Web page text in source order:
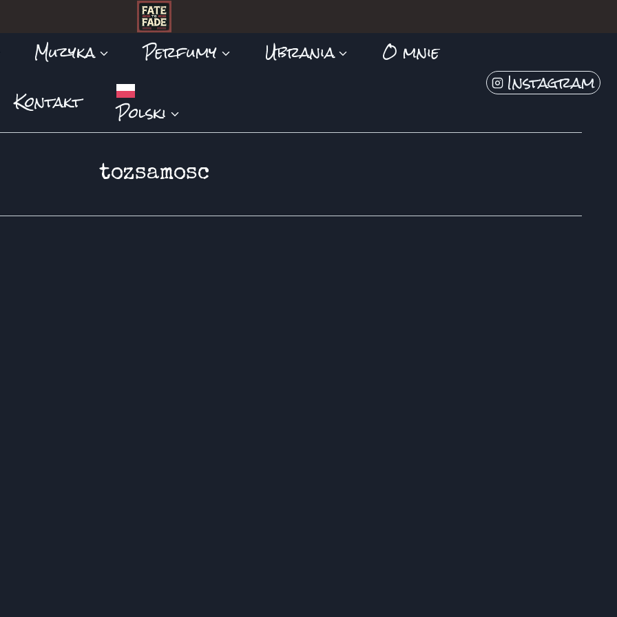
Muzyka Perfumy Ubrania
O mnie
Kontakt
Polski
Instagram
tozsamosc